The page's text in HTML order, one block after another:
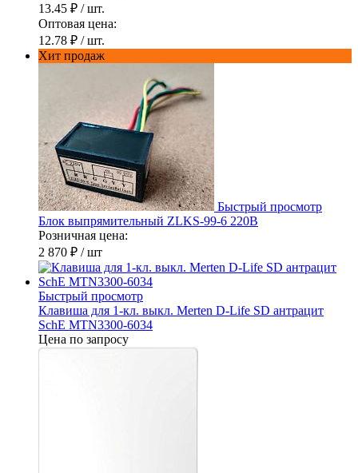
13.45 ₽ / шт.
Оптовая цена:
12.78 ₽ / шт.
Хит продаж
Быстрый просмотр
Блок выпрямительный ZLKS-99-6 220В
Розничная цена:
2 870 ₽ / шт
Быстрый просмотр
Клавиша для 1-кл. выкл. Merten D-Life SD антрацит
SchE MTN3300-6034
Цена по запросу